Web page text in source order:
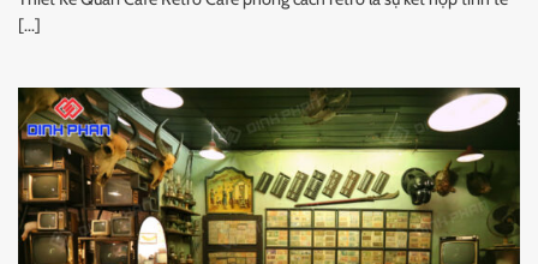
[...]